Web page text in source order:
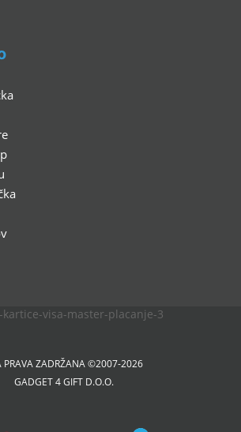
PRAVA ZADRŽANA ©2007-2026
GADGET 4 GIFT D.O.O.